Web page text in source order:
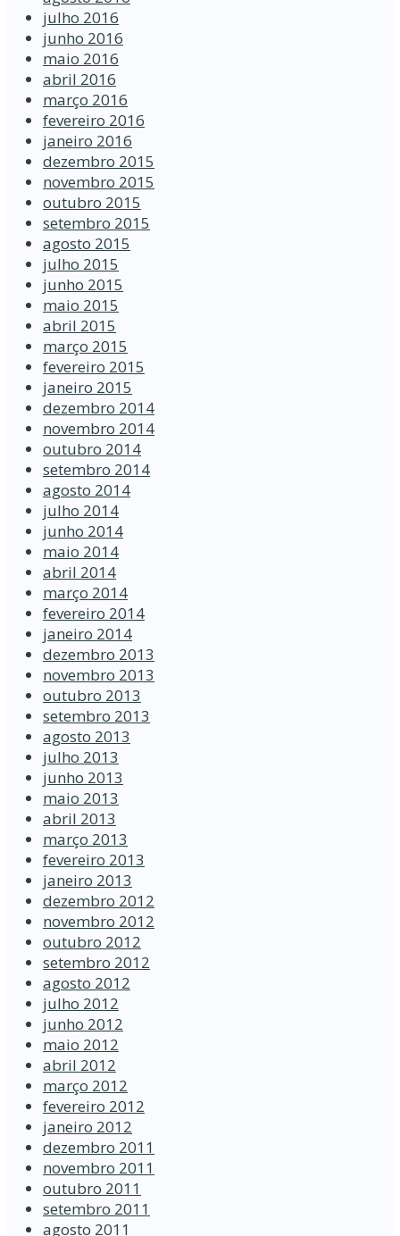
julho 2016
junho 2016
maio 2016
abril 2016
março 2016
fevereiro 2016
janeiro 2016
dezembro 2015
novembro 2015
outubro 2015
setembro 2015
agosto 2015
julho 2015
junho 2015
maio 2015
abril 2015
março 2015
fevereiro 2015
janeiro 2015
dezembro 2014
novembro 2014
outubro 2014
setembro 2014
agosto 2014
julho 2014
junho 2014
maio 2014
abril 2014
março 2014
fevereiro 2014
janeiro 2014
dezembro 2013
novembro 2013
outubro 2013
setembro 2013
agosto 2013
julho 2013
junho 2013
maio 2013
abril 2013
março 2013
fevereiro 2013
janeiro 2013
dezembro 2012
novembro 2012
outubro 2012
setembro 2012
agosto 2012
julho 2012
junho 2012
maio 2012
abril 2012
março 2012
fevereiro 2012
janeiro 2012
dezembro 2011
novembro 2011
outubro 2011
setembro 2011
agosto 2011